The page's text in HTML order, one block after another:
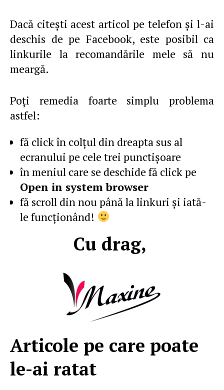
Dacă citeşti acest articol pe telefon şi l-ai
deschis de pe Facebook, este posibil ca
linkurile la recomandările mele să nu
meargă.
Poţi remedia foarte simplu problema
astfel:
fă click în colţul din dreapta sus al
ecranului pe cele trei punctişoare
în meniul care se deschide fă click pe
Open in system browser
fă scroll din nou până la linkuri şi iată-
le funcţionând!
Cu drag,
Articole pe care poate
le-ai ratat